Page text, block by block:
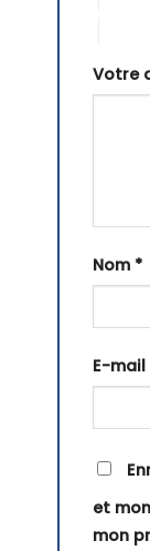
Votre
Nom *
E-mail
et
mon